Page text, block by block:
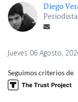
Diego
Jueves 06 Agosto,
Seguimos criterios de